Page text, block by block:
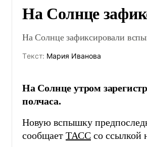
На Солнце
На Солнце зафиксировали
Tекст: Мария Иванова
На Солнце утром
полчаса.
Новую вспышку
сообщает ТАСС со ссылкой